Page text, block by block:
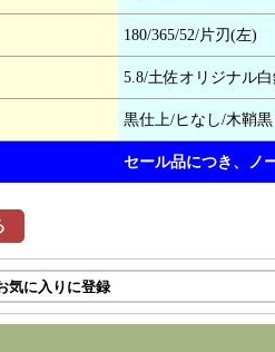
180/365/52/片刃(左)
5.8/土佐オリジナル
黒仕上/ヒなし/木鞘
セール品につき、ノ
気に入りに登録